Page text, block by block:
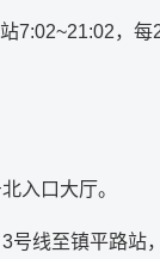
7:02~21:02，
入口大厅。
号线至镇平路